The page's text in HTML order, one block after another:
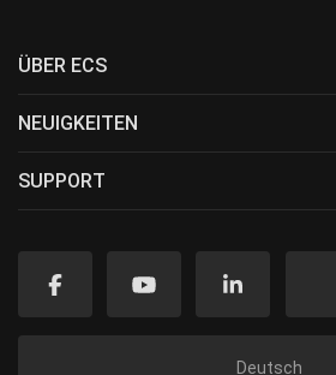
ÜBER ECS
NEUIGKEITEN
SUPPORT
Deutsch